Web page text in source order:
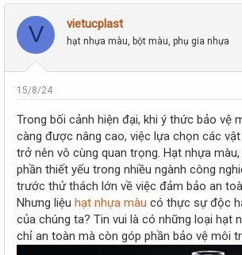
e
a
s
r
e
y
g
i
ó
V vietucplast
hạt nhựa màu, bột màu, phụ gia nhựa
15/8/24
Trong bối cảnh hiện đại, khi ý thức bảo vệ
càng được nâng cao, việc lựa chọn các
trở nên vô cùng quan trọng. Hạt nhựa
phần thiết yếu trong nhiều ngành công
trước thử thách lớn về việc đảm bảo an
Nhưng liệu hạt nhựa màu có thực sự độc
của chúng ta? Tin vui là có những loại hạt
chỉ an toàn mà còn góp phần bảo vệ môi